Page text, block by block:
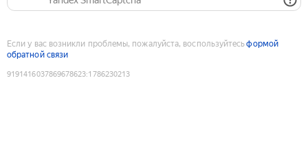
Если у вас возникли проблемы, пожалуйста, воспользуйтесьформой
обратной связи
9191416037869678623:1786230213